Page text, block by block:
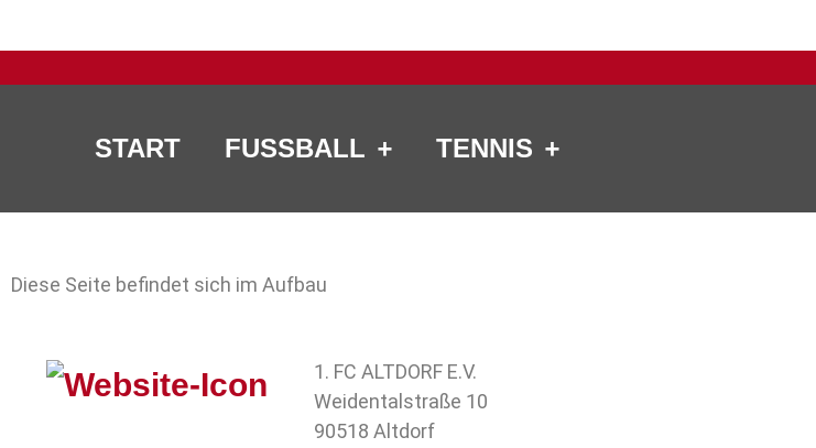
START FUSSBALL TENNIS
Diese Seite befindet sich im Aufbau
1. FC ALTDORF E.V.
Weidentalstraße 10
90518 Altdorf